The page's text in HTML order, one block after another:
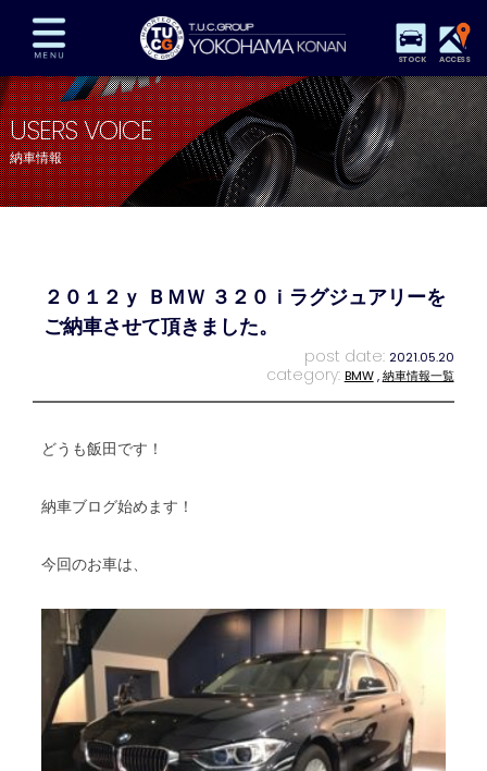
STOCK ACCESS
在庫車両情報 保証&サービス パーツリスト
TUCとは？ 店舗情報 アクセスマップ
全国納車 特別作業 注文販売
プライバシーポリシー スタッフblog
USERS VOICE
納車情報
２０１２ｙ ＢＭＷ ３２０ｉラグジュアリーを
ご納車させて頂きました。
post date: 2021.05.20
category: BMW,納車情報一覧
どうも飯田です！
納車ブログ始めます！
今回のお車は、